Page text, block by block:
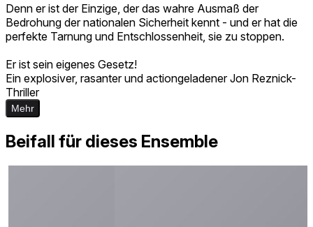
Denn er ist der Einzige, der das wahre Ausmaß der
Bedrohung der nationalen Sicherheit kennt - und er hat die
perfekte Tarnung und Entschlossenheit, sie zu stoppen.
Er ist sein eigenes Gesetz!
Ein explosiver, rasanter und actiongeladener Jon Reznick-
Thriller
Mehr
Beifall für dieses Ensemble